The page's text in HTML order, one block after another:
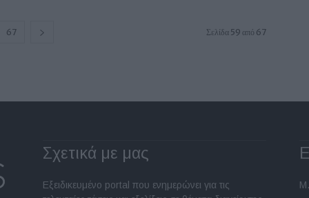
67 Σελίδα 59 από 67
Σχετικά με μας
Εξειδικευμένο portal που ενημερώνει για τις